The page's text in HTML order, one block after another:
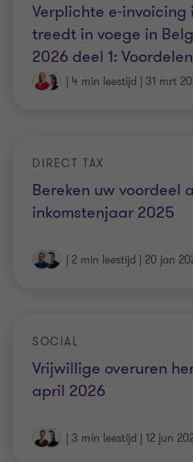
Verplichte e-invoicing
treedt in voege in
2026 deel 1:
| 4 min leestijd | 31 mrt
Bereken uw voordeel
inkomstenjaar 2025
DIRECT TAX
| 2 min leestijd | 20 jan
Vrijwillige overuren
april 2026
SOCIAL
| 3 min leestijd | 12 jun